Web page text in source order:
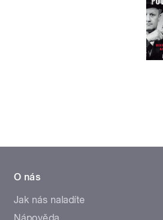
O nás
Jak nás naladíte